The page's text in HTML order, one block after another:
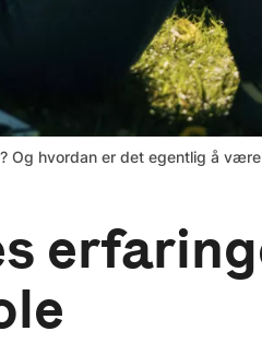
Og hvordan er det egentlig å